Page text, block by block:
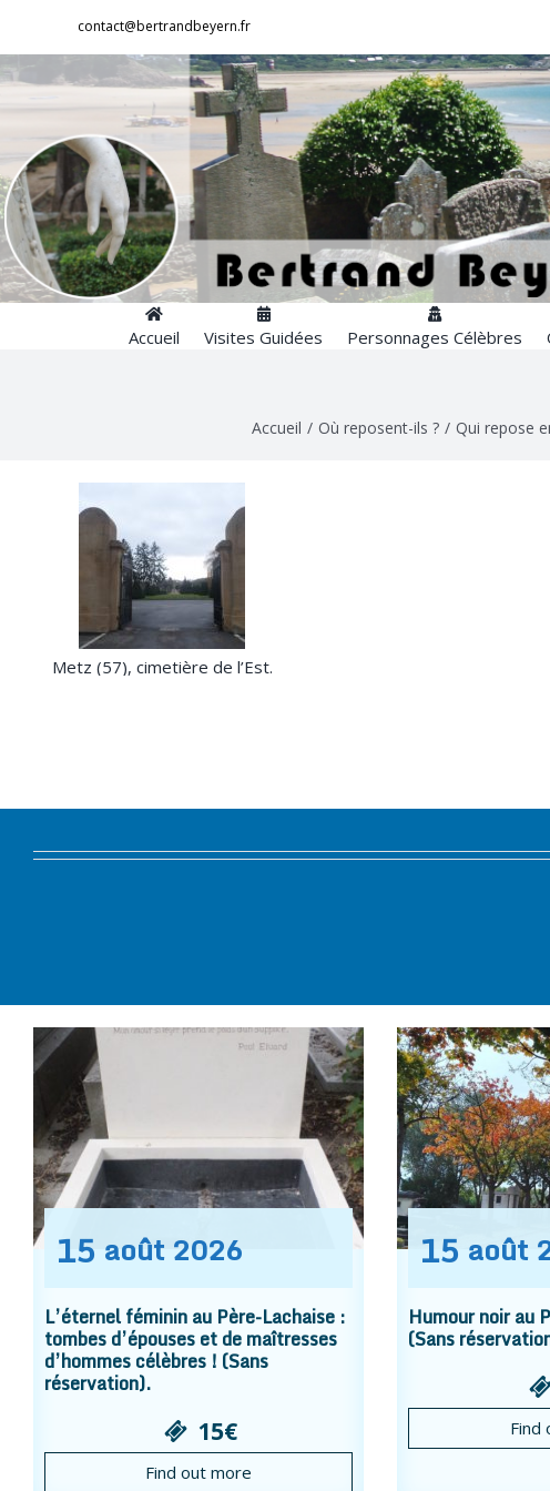
contenu
contact@bertrandbeyern.fr
Accueil Visites Guidées Personnages Célèbres
Accueil / Où reposent-ils ? / Qui repose
Metz (57), cimetière de l’Est.
15 août 2026
L’éternel féminin au Père-Lachaise :
tombes d’épouses et de maîtresses
d’hommes célèbres ! (Sans
réservation).
15€
Find out more
15 août
Humour noir au
(Sans
Find